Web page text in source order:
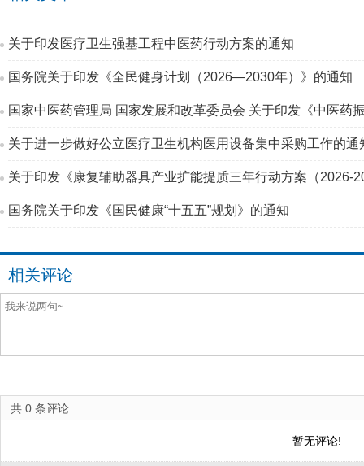
关于印发医疗卫生强基工程中医药行动方案的通知
国务院关于印发《全民健身计划（2026—2030年）》的通知
国家中医药管理局 国家发展和改革委员会 关于印发《中医药
关于进一步做好公立医疗卫生机构医用设备集中采购工作的通
关于印发《康复辅助器具产业扩能提质三年行动方案（2026-
国务院关于印发《国民健康“十五五”规划》的通知
相关评论
共 0 条评论
暂无评论!